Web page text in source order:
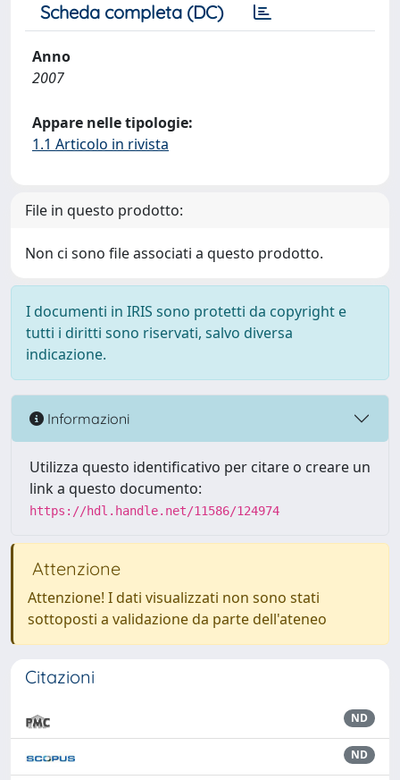
Scheda completa (DC)
Anno
2007
Appare nelle tipologie:
1.1 Articolo in rivista
File in questo prodotto:
Non ci sono file associati a questo prodotto.
I documenti in IRIS sono protetti da copyright e
tutti i diritti sono riservati, salvo diversa
indicazione.
Informazioni
Utilizza questo identificativo per citare o creare un
link a questo documento:
https://hdl.handle.net/11586/124974
Attenzione
Attenzione! I dati visualizzati non sono stati
sottoposti a validazione da parte dell'ateneo
Citazioni
ND
ND